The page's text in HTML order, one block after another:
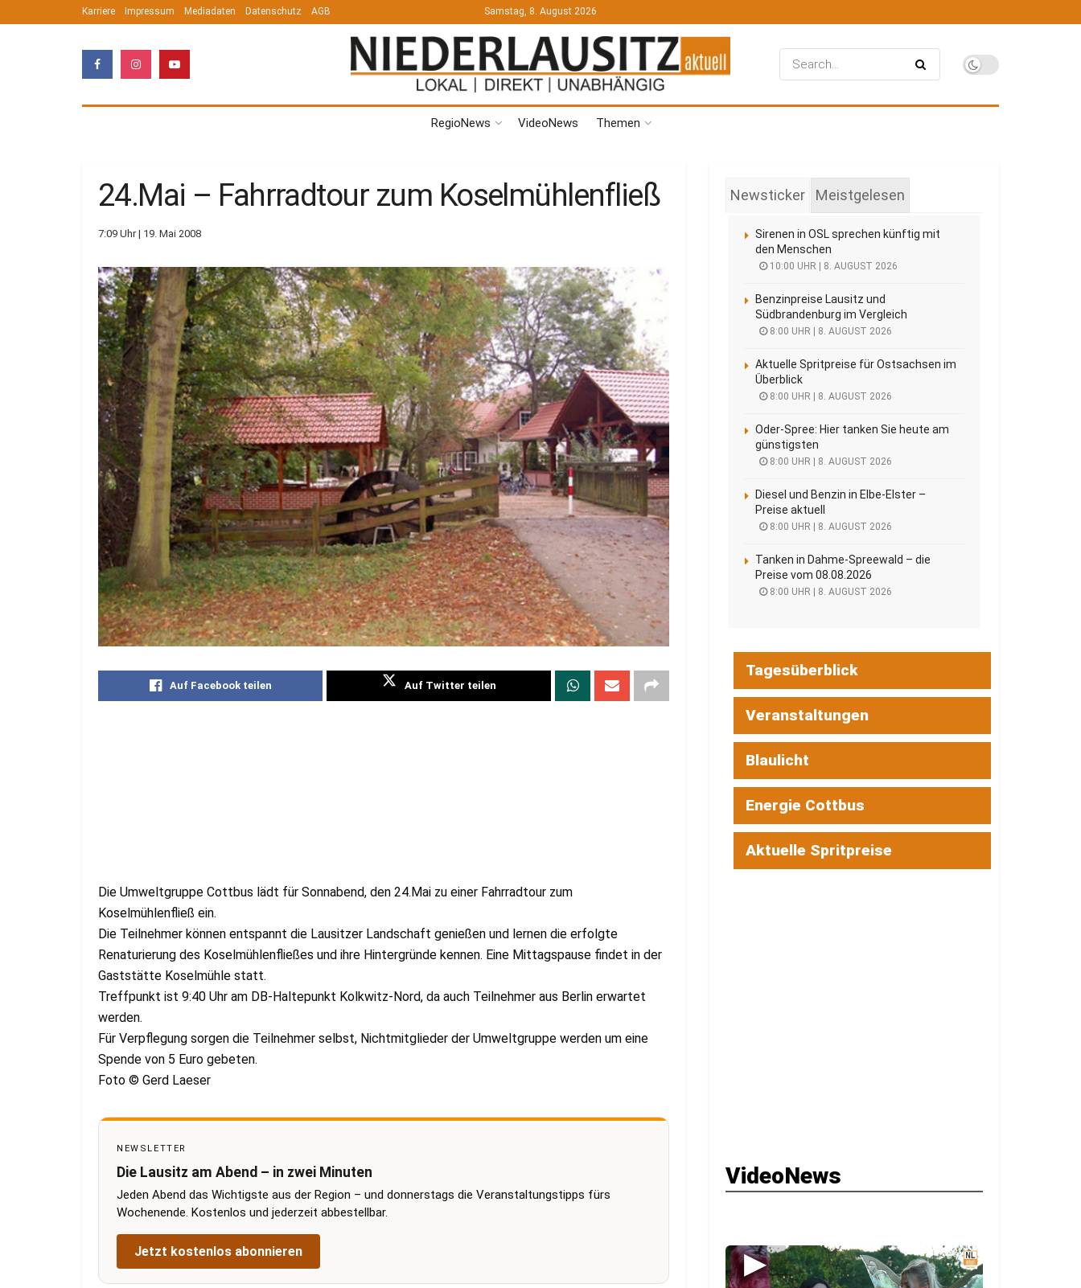
Karriere Impressum Mediadaten Datenschutz AGB Samstag, 8. August 2026
RegioNews VideoNews Themen
24.Mai – Fahrradtour zum Koselmühlenfließ
7:09 Uhr | 19. Mai 2008
Auf Facebook teilen Auf Twitter teilen
Die Umweltgruppe Cottbus lädt für Sonnabend, den 24.Mai zu einer Fahrradtour zum
Koselmühlenfließ ein.
Die Teilnehmer können entspannt die Lausitzer Landschaft genießen und lernen die erfolgte
Renaturierung des Koselmühlenfließes und ihre Hintergründe kennen. Eine Mittagspause findet in der
Gaststätte Koselmühle statt.
Treffpunkt ist 9:40 Uhr am DB-Haltepunkt Kolkwitz-Nord, da auch Teilnehmer aus Berlin erwartet
werden.
Für Verpflegung sorgen die Teilnehmer selbst, Nichtmitglieder der Umweltgruppe werden um eine
Spende von 5 Euro gebeten.
Foto © Gerd Laeser
NEWSLETTER
Die Lausitz am Abend – in zwei Minuten
Jeden Abend das Wichtigste aus der Region – und donnerstags die Veranstaltungstipps fürs
Wochenende. Kostenlos und jederzeit abbestellbar.
Jetzt kostenlos abonnieren
Newsticker Meistgelesen
Sirenen in OSL sprechen künftig mit
den Menschen
10:00 UHR | 8. AUGUST 2026
Benzinpreise Lausitz und
Südbrandenburg im Vergleich
8:00 UHR | 8. AUGUST 2026
Aktuelle Spritpreise für Ostsachsen im
Überblick
8:00 UHR | 8. AUGUST 2026
Oder-Spree: Hier tanken Sie heute am
günstigsten
8:00 UHR | 8. AUGUST 2026
Diesel und Benzin in Elbe-Elster –
Preise aktuell
8:00 UHR | 8. AUGUST 2026
Tanken in Dahme-Spreewald – die
Preise vom 08.08.2026
8:00 UHR | 8. AUGUST 2026
Tagesüberblick
Veranstaltungen
Blaulicht
Energie Cottbus
Aktuelle Spritpreise
VideoNews
▶